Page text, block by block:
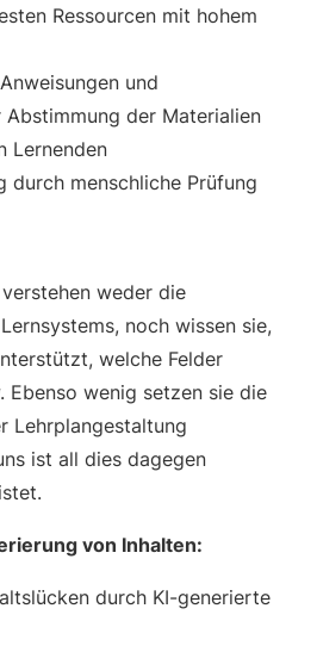
Ressourcen mit hohem
und
der Materialien
Lernenden
durch menschliche Prüfung
weder die
noch wissen sie,
welche Felder
Ebenso wenig setzen sie die
Lehrplangestaltung
ist all dies dagegen
von Inhalten:
durch KI-generierte